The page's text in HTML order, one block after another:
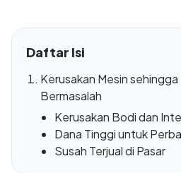
Daftar Isi
Kerusakan Mesin
Bermasalah
Kerusakan Bodi dan
Dana Tinggi untuk
Susah Terjual di Pasar